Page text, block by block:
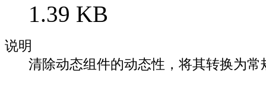
1.39 KB
说明
清除动态组件的动态性，将其转换为常